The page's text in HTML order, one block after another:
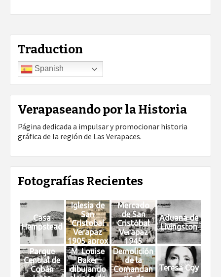
Traduction
Spanish
Verapaseando por la Historia
Página dedicada a impulsar y promocionar historia
gráfica de la región de Las Verapaces.
Fotografías Recientes
Casa
Hempstead
Iglesia de
San
Cristobal
Verapaz
1905 aprox
Mercado
de San
Cristóbal
Verapaz
1945
Aduana de
Livingston
Parque
Central de
Cobán
M. Louise
Baker
dibujando
Demolición
de la
Comandan
Teresa Coy